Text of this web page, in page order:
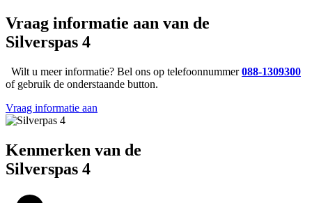
Vraag informatie aan van de
Silverspas 4
Wilt u meer informatie? Bel ons op telefoonnummer088-1309300
of gebruik de onderstaande button.
Vraag informatie aan
Kenmerken van de
Silverspas 4